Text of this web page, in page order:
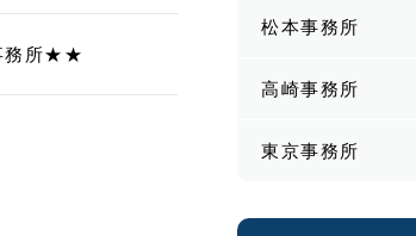
務所★★
松本事務所
高崎事務所
東京事務所